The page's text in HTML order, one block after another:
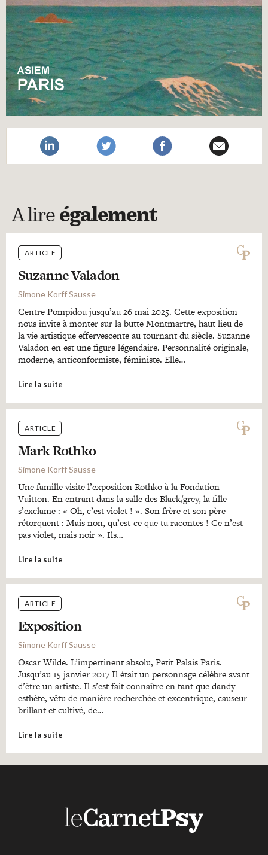
A lire également
ARTICLE
Suzanne Valadon
Simone Korff Sausse
Centre Pompidou jusqu’au 26 mai 2025. Cette exposition
nous invite à monter sur la butte Montmartre, haut lieu de
la vie artistique effervescente au tournant du siècle. Suzanne
Valadon en est une figure légendaire. Personnalité originale,
moderne, anticonformiste, féministe. Elle…
Lire la suite
ARTICLE
Mark Rothko
Simone Korff Sausse
Une famille visite l’exposition Rothko à la Fondation
Vuitton. En entrant dans la salle des Black/grey, la fille
s’exclame : « Oh, c’est violet ! ». Son frère et son père
rétorquent : Mais non, qu’est-ce que tu racontes ! Ce n’est
pas violet, mais noir ». Ils…
Lire la suite
ARTICLE
Exposition
Simone Korff Sausse
Oscar Wilde. L’impertinent absolu, Petit Palais Paris.
Jusqu’au 15 janvier 2017 Il était un personnage célèbre avant
d’être un artiste. Il s’est fait connaître en tant que dandy
esthète, vêtu de manière recherchée et excentrique, causeur
brillant et cultivé, de…
Lire la suite